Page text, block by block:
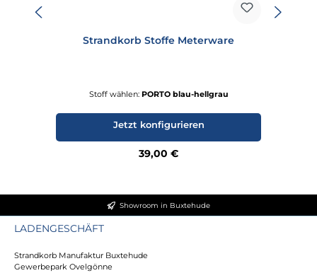
Strandkorb Stoffe Meterware
Stoff wählen: PORTO blau-hellgrau
Regulärer Preis:
39,00 €
Jetzt konfigurieren
Showroom in Buxtehude
LADENGESCHÄFT
Strandkorb Manufaktur Buxtehude
Gewerbepark Ovelgönne